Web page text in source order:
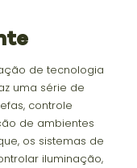
de tecnologia
uma série de
controle
de ambientes
os sistemas de
iluminação,